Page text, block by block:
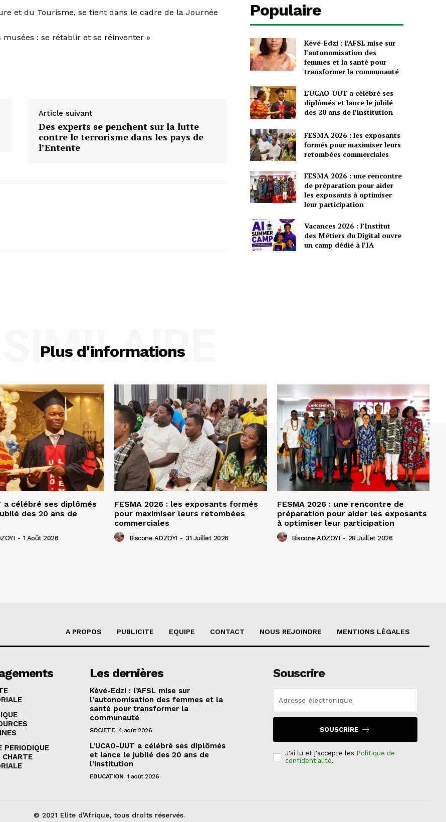
et du Tourisme, se tient dans le cadre de la Journée
musées : se rétablir et se réinventer »
Article suivant
Des experts se penchent sur la lutte
contre le terrorisme dans les pays de
l’Entente
Populaire
Kévé-Edzi : l’AFSL mise sur
l’autonomisation des
femmes et la santé pour
transformer la communauté
L’UCAO-UUT a célébré ses
diplômés et lance le jubilé
des 20 ans de l’institution
FESMA 2026 : les exposants
formés pour maximiser leurs
retombées commerciales
FESMA 2026 : une rencontre
de préparation pour aider
les exposants à optimiser
leur participation
Vacances 2026 : l’Institut
des Métiers du Digital ouvre
un camp dédié à l’IA
Plus d'informations
SIMILAIRE
a célébré ses diplômés
des 20 ans de
- 1 Août 2026
FESMA 2026 : les exposants formés
pour maximiser leurs retombées
commerciales
Biscone ADZOYI - 31 Juillet 2026
FESMA 2026 : une rencontre de
préparation pour aider les exposants
à optimiser leur participation
Biscone ADZOYI - 28 Juillet 2026
A PROPOS PUBLICITE EQUIPE CONTACT NOUS REJOINDRE MENTIONS LÉGALES
PERIODIQUE
CHARTE
Les dernières
Kévé-Edzi : l’AFSL mise sur
l’autonomisation des femmes et la
santé pour transformer la
communauté
SOCIETE 4 août 2026
L’UCAO-UUT a célébré ses diplômés
et lance le jubilé des 20 ans de
l’institution
EDUCATION 1 août 2026
Souscrire
SOUSCRIRE
J'ai lu et j'accepte les Politique de
confidentialité.
© 2021 Elite d'Afrique, tous droits réservés.